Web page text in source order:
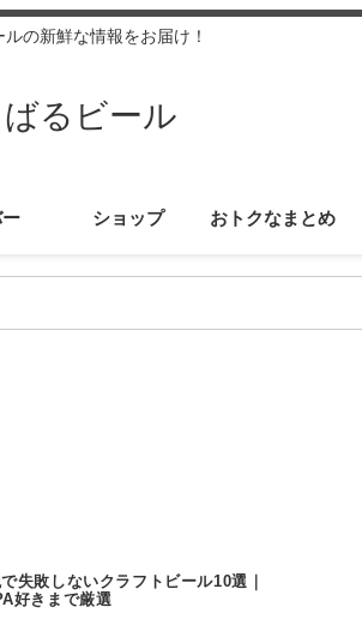
の新鮮な情報をお届け！
るビール
ショップ おトクなまとめ
失敗しないクラフトビール10選｜
好きまで厳選